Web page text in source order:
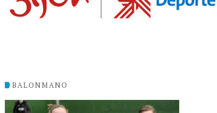
BALONMANO